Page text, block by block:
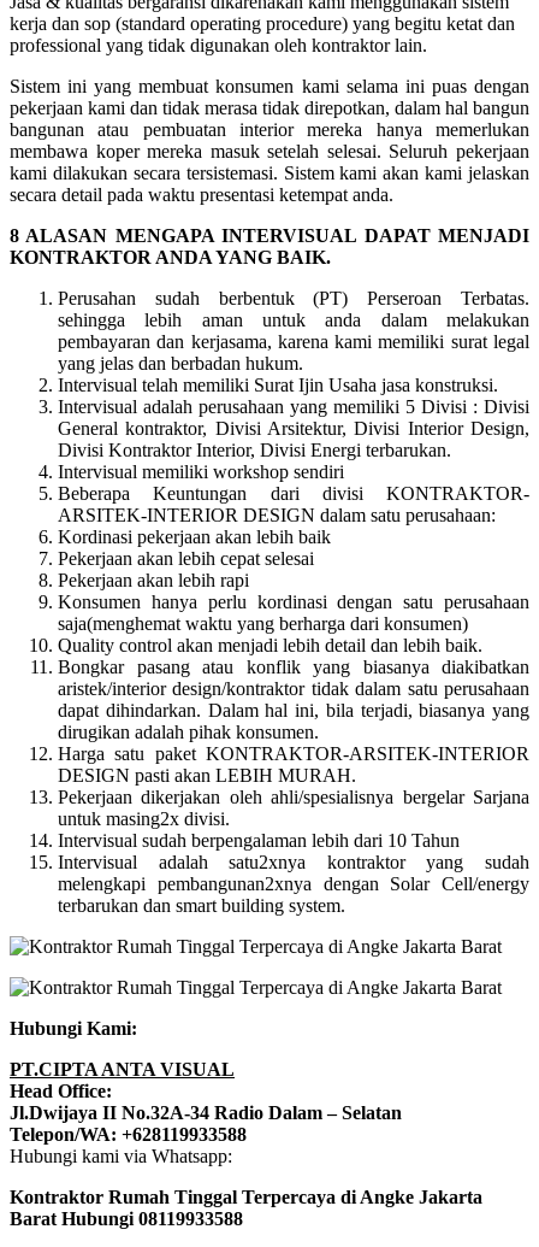
kerja dan sop (standard operating procedure) yang begitu ketat dan
professional yang tidak digunakan oleh kontraktor lain.
Sistem ini yang membuat konsumen kami selama ini puas dengan
pekerjaan kami dan tidak merasa tidak direpotkan, dalam hal bangun
bangunan atau pembuatan interior mereka hanya memerlukan
membawa koper mereka masuk setelah selesai. Seluruh pekerjaan
kami dilakukan secara tersistemasi. Sistem kami akan kami jelaskan
secara detail pada waktu presentasi ketempat anda.
8 ALASAN MENGAPA INTERVISUAL DAPAT MENJADI
KONTRAKTOR ANDA YANG BAIK.
Perusahan sudah berbentuk (PT) Perseroan Terbatas.
sehingga lebih aman untuk anda dalam melakukan
pembayaran dan kerjasama, karena kami memiliki surat legal
yang jelas dan berbadan hukum.
Intervisual telah memiliki Surat Ijin Usaha jasa konstruksi.
Intervisual adalah perusahaan yang memiliki 5 Divisi : Divisi
General kontraktor, Divisi Arsitektur, Divisi Interior Design,
Divisi Kontraktor Interior, Divisi Energi terbarukan.
Intervisual memiliki workshop sendiri
Beberapa Keuntungan dari divisi KONTRAKTOR-
ARSITEK-INTERIOR DESIGN dalam satu perusahaan:
Kordinasi pekerjaan akan lebih baik
Pekerjaan akan lebih cepat selesai
Pekerjaan akan lebih rapi
Konsumen hanya perlu kordinasi dengan satu perusahaan
saja(menghemat waktu yang berharga dari konsumen)
Quality control akan menjadi lebih detail dan lebih baik.
Bongkar pasang atau konflik yang biasanya diakibatkan
aristek/interior design/kontraktor tidak dalam satu perusahaan
dapat dihindarkan. Dalam hal ini, bila terjadi, biasanya yang
dirugikan adalah pihak konsumen.
Harga satu paket KONTRAKTOR-ARSITEK-INTERIOR
DESIGN pasti akan LEBIH MURAH.
Pekerjaan dikerjakan oleh ahli/spesialisnya bergelar Sarjana
untuk masing2x divisi.
Intervisual sudah berpengalaman lebih dari 10 Tahun
Intervisual adalah satu2xnya kontraktor yang sudah
melengkapi pembangunan2xnya dengan Solar Cell/energy
terbarukan dan smart building system.
Hubungi Kami:
PT.CIPTA ANTA VISUAL
Head Office:
Jl.Dwijaya II No.32A-34 Radio Dalam – Selatan
Telepon/WA: +628119933588
Hubungi kami via Whatsapp:
Kontraktor Rumah Tinggal Terpercaya di Angke Jakarta
Barat Hubungi 08119933588